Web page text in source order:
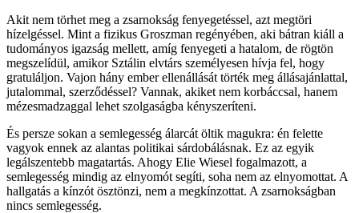
Akit nem törhet meg a zsarnokság fenyegetéssel, azt megtöri
hízelgéssel. Mint a fizikus Groszman regényében, aki bátran kiáll a
tudományos igazság mellett, amíg fenyegeti a hatalom, de rögtön
megszelídül, amikor Sztálin elvtárs személyesen hívja fel, hogy
gratuláljon. Vajon hány ember ellenállását törték meg állásajánlattal,
jutalommal, szerződéssel? Vannak, akiket nem korbáccsal, hanem
mézesmadzaggal lehet szolgaságba kényszeríteni.
És persze sokan a semlegesség álarcát öltik magukra: én felette
vagyok ennek az alantas politikai sárdobálásnak. Ez az egyik
legálszentebb magatartás. Ahogy Elie Wiesel fogalmazott, a
semlegesség mindig az elnyomót segíti, soha nem az elnyomottat. A
hallgatás a kínzót ösztönzi, nem a megkínzottat. A zsarnokságban
nincs semlegesség.